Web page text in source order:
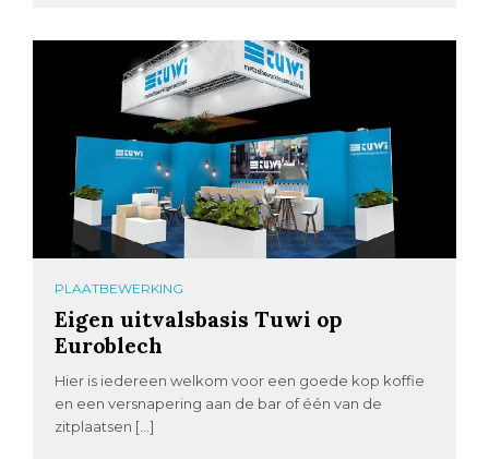
PLAATBEWERKING
Eigen uitvalsbasis Tuwi op
Euroblech
Hier is iedereen welkom voor een goede kop koffie
en een versnapering aan de bar of één van de
zitplaatsen […]